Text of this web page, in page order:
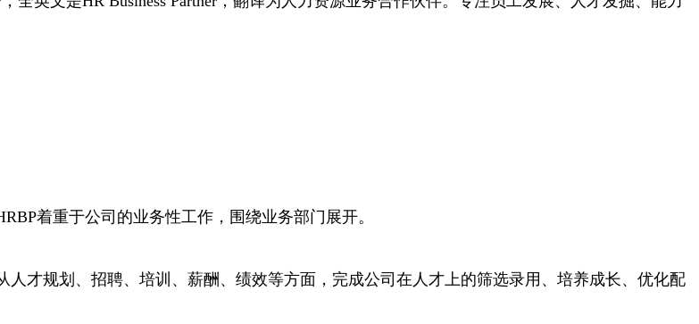
着重于公司的业务性工作，围绕业务部门展开。
才规划、招聘、培训、薪酬、绩效等方面，完成公司在人才上的筛选录用、培养成长、优化配